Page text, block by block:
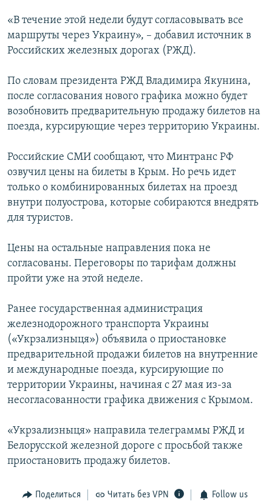
«В течение этой недели будут согласовывать все
маршруты через Украину», – добавил источник в
Российских железных дорогах (РЖД).
По словам президента РЖД Владимира Якунина,
после согласования нового графика можно будет
возобновить предварительную продажу билетов на
поезда, курсирующие через территорию Украины.
Российские СМИ сообщают, что Минтранс РФ
озвучил цены на билеты в Крым. Но речь идет
только о комбинированных билетах на проезд
внутри полуострова, которые собираются внедрять
для туристов.
Цены на остальные направления пока не
согласованы. Переговоры по тарифам должны
пройти уже на этой неделе.
Ранее государственная администрация
железнодорожного транспорта Украины
(«Укрзализныця») объявила о приостановке
предварительной продажи билетов на внутренние
и международные поезда, курсирующие по
территории Украины, начиная с 27 мая из-за
несогласованности графика движения с Крымом.
«Укрзализныця» направила телеграммы РЖД и
Белорусской железной дороге с просьбой также
приостановить продажу билетов.
Поделиться Читать без VPN Follow us